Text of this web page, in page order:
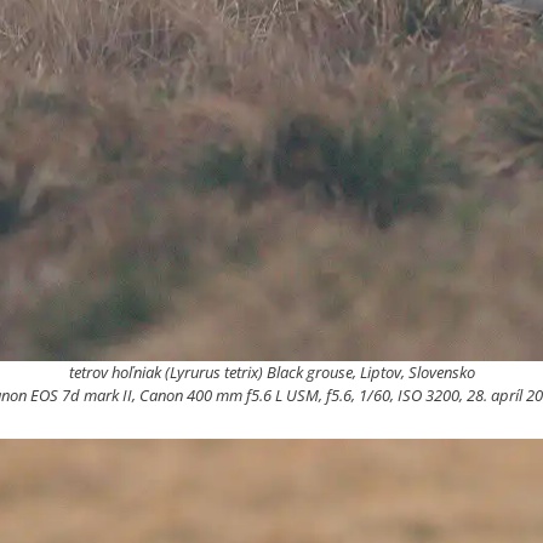
tetrov hoľniak (Lyrurus tetrix) Black grouse, Liptov, Slovensko
EOS 7d mark II, Canon 400 mm f5.6 L USM, f5.6, 1/60, ISO 3200, 28. apríl